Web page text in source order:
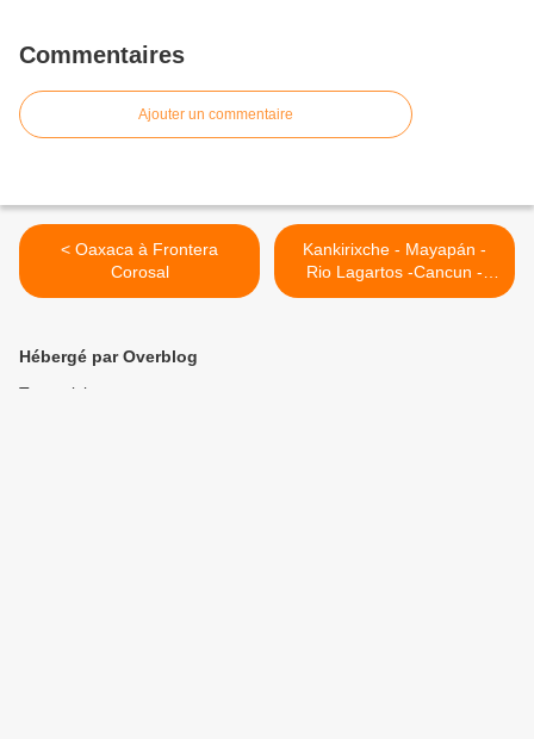
Commentaires
Ajouter un commentaire
< Oaxaca à Frontera
Corosal
Kankirixche - Mayapán -
Rio Lagartos -Cancun -
Retour en France >
Hébergé par Overblog
Top articles